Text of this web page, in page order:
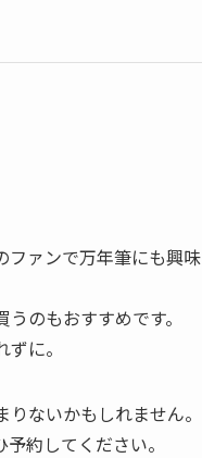
ァンで万年筆にも興
のもおすすめです。
に。
ないかもしれません。
約してください。